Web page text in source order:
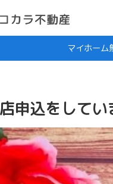
マイホーム
申込をしてい